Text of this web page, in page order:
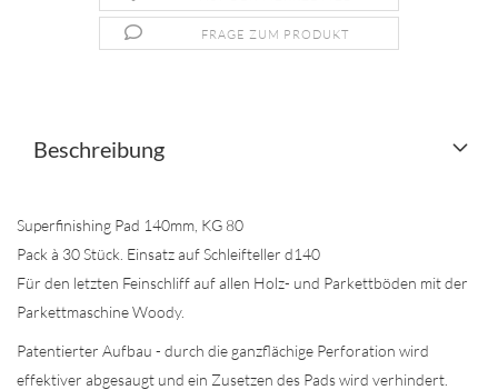
FRAGE ZUM PRODUKT
Beschreibung
Superfinishing Pad 140mm, KG 80
Pack à 30 Stück. Einsatz auf Schleifteller d140
Für den letzten Feinschliff auf allen Holz- und Parkettböden mit der
Parkettmaschine Woody.
Patentierter Aufbau - durch die ganzflächige Perforation wird
effektiver abgesaugt und ein Zusetzen des Pads wird verhindert.